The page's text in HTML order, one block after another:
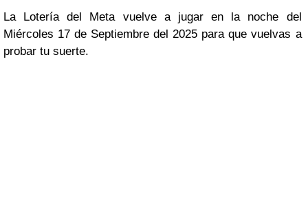
La Lotería del Meta vuelve a jugar en la noche del
Miércoles 17 de Septiembre del 2025 para que vuelvas a
probar tu suerte.